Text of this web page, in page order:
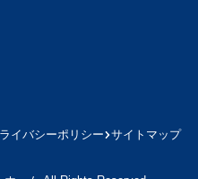
イバシーポリシー サイトマップ